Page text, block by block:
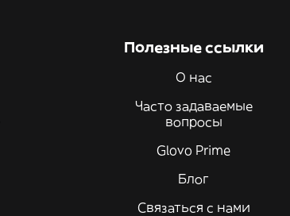
Полезные ссылки
О нас
Часто задаваемые
вопросы
Glovo Prime
Блог
Связаться с нами